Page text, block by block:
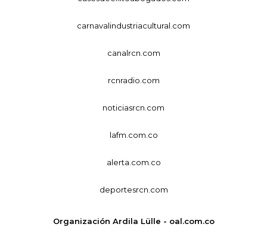
carnavalindustriacultural.com
canalrcn.com
rcnradio.com
noticiasrcn.com
lafm.com.co
alerta.com.co
deportesrcn.com
Organización Ardila Lülle - oal.com.co